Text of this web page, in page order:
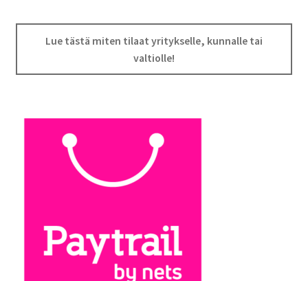
Lue tästä miten tilaat yritykselle, kunnalle tai
valtiolle!